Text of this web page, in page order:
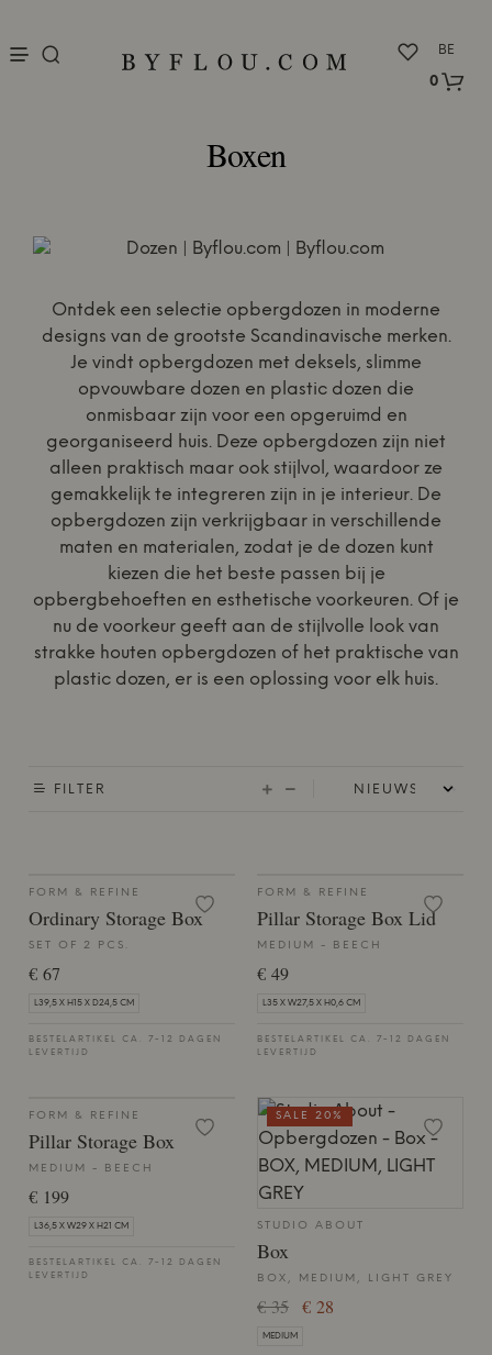
BE
0
Boxen
Ontdek een selectie opbergdozen in moderne
designs van de grootste Scandinavische merken.
Je vindt opbergdozen met deksels, slimme
opvouwbare dozen en plastic dozen die
onmisbaar zijn voor een opgeruimd en
georganiseerd huis. Deze opbergdozen zijn niet
alleen praktisch maar ook stijlvol, waardoor ze
gemakkelijk te integreren zijn in je interieur. De
opbergdozen zijn verkrijgbaar in verschillende
maten en materialen, zodat je de dozen kunt
kiezen die het beste passen bij je
opbergbehoeften en esthetische voorkeuren. Of je
nu de voorkeur geeft aan de stijlvolle look van
strakke houten opbergdozen of het praktische van
plastic dozen, er is een oplossing voor elk huis.
FILTER
FORM & REFINE
Ordinary Storage Box
SET OF 2 PCS.
€ 67
L39,5 X H15 X D24,5 CM
BESTELARTIKEL CA. 7-12 DAGEN
LEVERTIJD
FORM & REFINE
Pillar Storage Box Lid
MEDIUM - BEECH
€ 49
L35 X W27,5 X H0,6 CM
BESTELARTIKEL CA. 7-12 DAGEN
LEVERTIJD
FORM & REFINE
Pillar Storage Box
MEDIUM - BEECH
€ 199
L36,5 X W29 X H21 CM
BESTELARTIKEL CA. 7-12 DAGEN
LEVERTIJD
STUDIO ABOUT
Box
BOX, MEDIUM, LIGHT GREY
€ 35 € 28
MEDIUM
SALE 20%